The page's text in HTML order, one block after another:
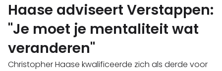
Haase adviseert Verstappen:
"Je moet je mentaliteit wat
veranderen"
Christopher Haase kwalificeerde zich als derde voor